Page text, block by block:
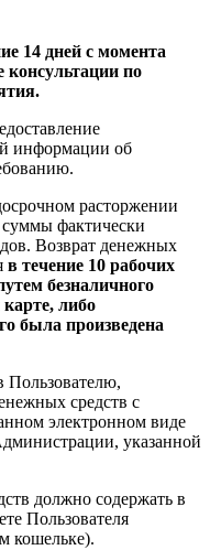
14 дней с момента
по
информации об
расторжении
фактически
Возврат денежных
в течение 10 рабочих
безналичного
либо
была произведена
Пользователю,
средств с
электронном виде
указанной
должно содержать в
Пользователя
кошельке).